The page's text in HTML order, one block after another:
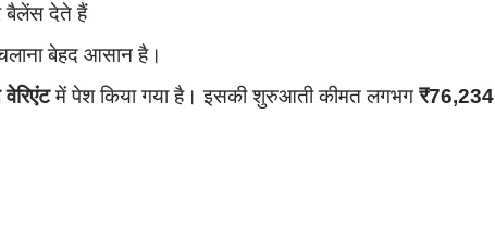
बैलेंस देते हैं
बेहद आसान है।
में पेश किया गया है। इसकी शुरुआती कीमत लगभग₹76,234